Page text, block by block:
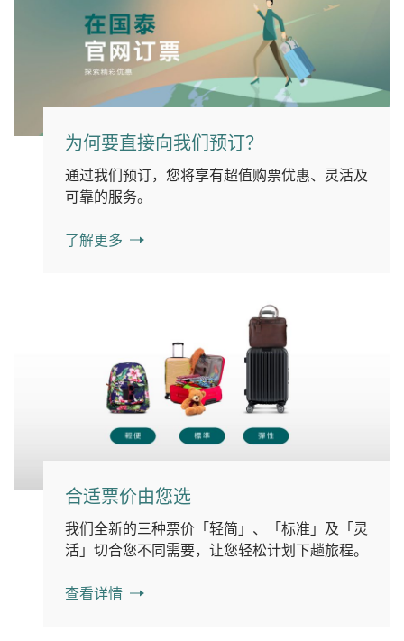
为何要直接向我们预订？
通过我们预订，您将享有超值购票优惠、灵活及
可靠的服务。
了解更多
合适票价由您选
我们全新的三种票价「轻简」、「标准」及「灵
活」切合您不同需要，让您轻松计划下趟旅程。
查看详情